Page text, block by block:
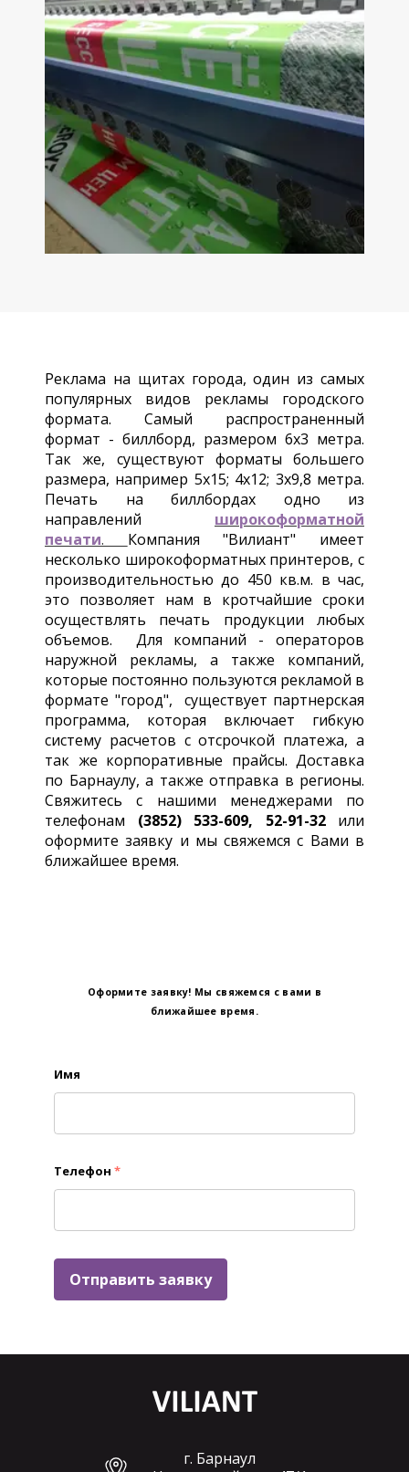
Реклама на щитах города, один из самых
популярных видов рекламы городского
формата. Самый распространенный
формат - биллборд, размером 6х3 метра.
Так же, существуют форматы большего
размера, например 5х15; 4х12; 3х9,8 метра.
Печать на биллбордах одно из
направлений широкоформатной
печати. Компания "Вилиант" имеет
несколько широкоформатных принтеров, с
производительностью до 450 кв.м. в час,
это позволяет нам в кротчайшие сроки
осуществлять печать продукции любых
объемов. Для компаний - операторов
наружной рекламы, а также компаний,
которые постоянно пользуются рекламой в
формате "город", существует партнерская
программа, которая включает гибкую
систему расчетов с отсрочкой платежа, а
так же корпоративные прайсы. Доставка
по Барнаулу, а также отправка в регионы.
Свяжитесь с нашими менеджерами по
телефонам (3852) 533-609, 52-91-32 или
оформите заявку и мы свяжемся с Вами в
ближайшее время.
Оформите заявку! Мы свяжемся с вами в
ближайшее время.
Имя
Телефон *
Отправить заявку
г. Барнаул